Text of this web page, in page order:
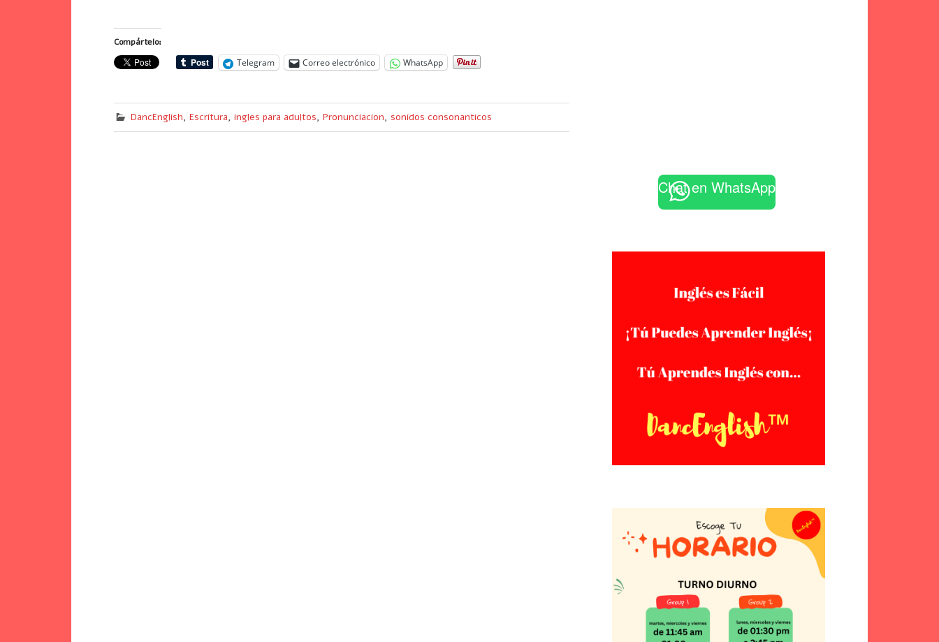
Compártelo:
Telegram Correo electrónico WhatsApp
DancEnglish, Escritura, ingles para adultos, Pronunciacion, sonidos consonanticos
Chat en WhatsApp